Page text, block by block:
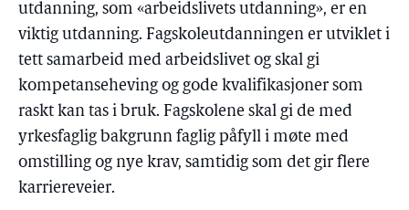
utdanning, som «arbeidslivets utdanning», er en
viktig utdanning. Fagskoleutdanningen er utviklet i
tett samarbeid med arbeidslivet og skal gi
kompetanseheving og gode kvalifikasjoner som
raskt kan tas i bruk. Fagskolene skal gi de med
yrkesfaglig bakgrunn faglig påfyll i møte med
omstilling og nye krav, samtidig som det gir flere
karriereveier.